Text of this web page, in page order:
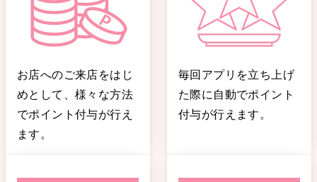
お店へのご来店をはじ
めとして、様々な方法
でポイント付与が行え
ます。
毎回アプリを立ち上げ
た際に自動でポイント
付与が行えます。